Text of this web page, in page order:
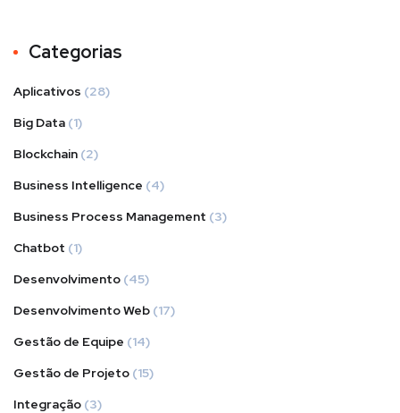
Categorias
Aplicativos (28)
Big Data (1)
Blockchain (2)
Business Intelligence (4)
Business Process Management (3)
Chatbot (1)
Desenvolvimento (45)
Desenvolvimento Web (17)
Gestão de Equipe (14)
Gestão de Projeto (15)
Integração (3)